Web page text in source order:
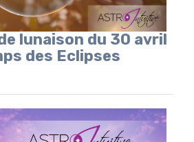
lunaison du 30 avril
des Eclipses